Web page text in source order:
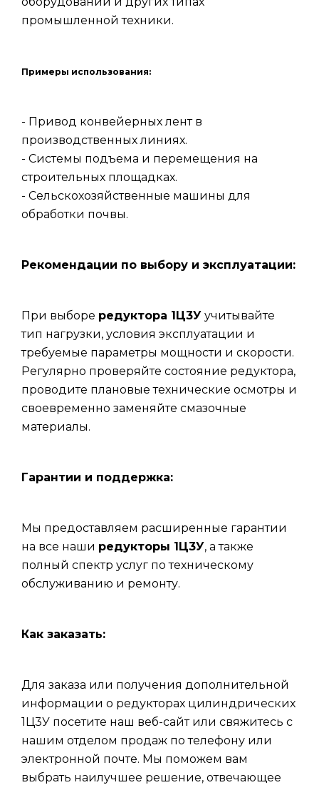
промышленной техники.
Примеры использования:
- Привод конвейерных лент в
производственных линиях.
- Системы подъема и перемещения на
строительных площадках.
- Сельскохозяйственные машины для
обработки почвы.
Рекомендации по выбору и эксплуатации:
При выборе редуктора 1Ц3У учитывайте
тип нагрузки, условия эксплуатации и
требуемые параметры мощности и скорости.
Регулярно проверяйте состояние редуктора,
проводите плановые технические осмотры и
своевременно заменяйте смазочные
материалы.
Гарантии и поддержка:
Мы предоставляем расширенные гарантии
на все наши редукторы 1Ц3У, а также
полный спектр услуг по техническому
обслуживанию и ремонту.
Как заказать:
Для заказа или получения дополнительной
информации о редукторах цилиндрических
1Ц3У посетите наш веб-сайт или свяжитесь с
нашим отделом продаж по телефону или
электронной почте. Мы поможем вам
выбрать наилучшее решение, отвечающее